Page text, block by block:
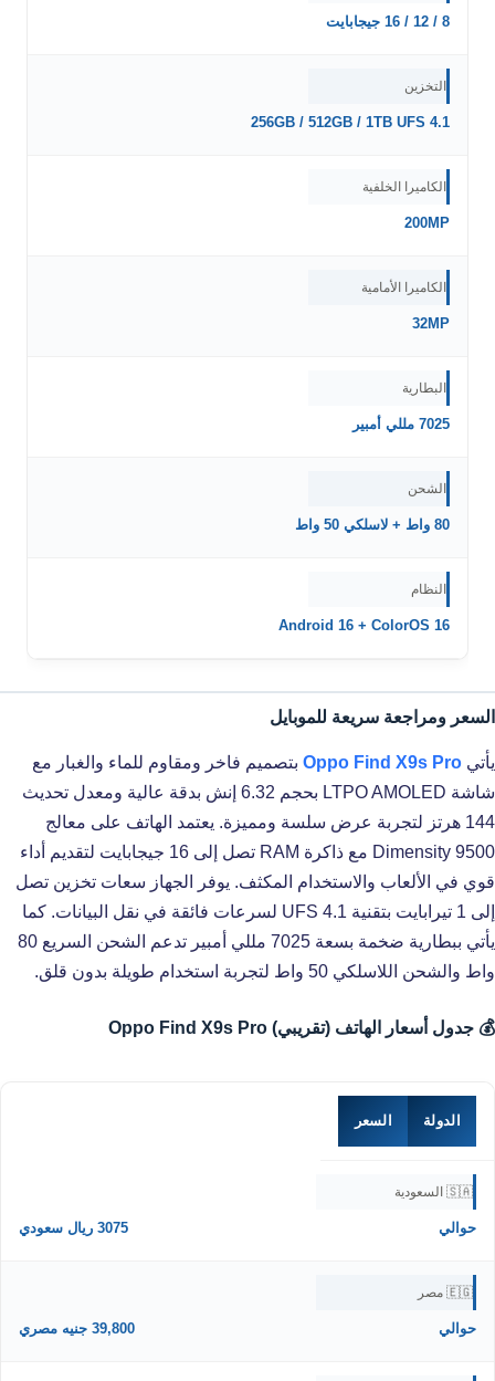
8 / 12 / 16 جيجابايت
التخزين
256GB / 512GB / 1TB UFS 4.1
الكاميرا الخلفية
200MP
الكاميرا الأمامية
32MP
البطارية
7025 مللي أمبير
الشحن
80 واط + لاسلكي 50 واط
النظام
Android 16 + ColorOS 16
السعر ومراجعة سريعة للموبايل
يأتي Oppo Find X9s Pro بتصميم فاخر ومقاوم للماء والغبار مع
شاشة LTPO AMOLED بحجم 6.32 إنش بدقة عالية ومعدل تحديث
144 هرتز لتجربة عرض سلسة ومميزة. يعتمد الهاتف على معالج
Dimensity 9500 مع ذاكرة RAM تصل إلى 16 جيجابايت لتقديم أداء
قوي في الألعاب والاستخدام المكثف. يوفر الجهاز سعات تخزين تصل
إلى 1 تيرابايت بتقنية UFS 4.1 لسرعات فائقة في نقل البيانات. كما
يأتي ببطارية ضخمة بسعة 7025 مللي أمبير تدعم الشحن السريع 80
واط والشحن اللاسلكي 50 واط لتجربة استخدام طويلة بدون قلق.
💰 جدول أسعار الهاتف (تقريبي) Oppo Find X9s Pro
الدولة السعر
🇸🇦 السعودية
حوالي 3075 ريال سعودي
🇪🇬 مصر
حوالي 39,800 جنيه مصري